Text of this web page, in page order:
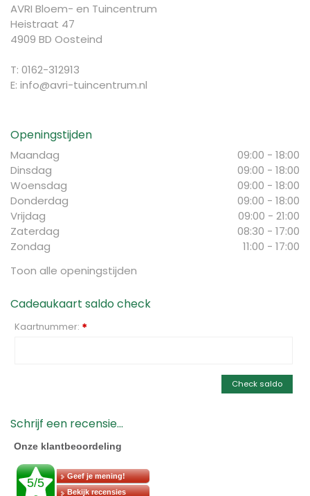
AVRI Bloem- en Tuincentrum
Heistraat 47
4909 BD Oosteind
T: 0162-312913
E: info@avri-tuincentrum.nl
Openingstijden
Maandag
09:00 - 18:00
Dinsdag
09:00 - 18:00
Woensdag
09:00 - 18:00
Donderdag
09:00 - 18:00
Vrijdag
09:00 - 21:00
Zaterdag
08:30 - 17:00
Zondag
11:00 - 17:00
Toon alle openingstijden
Cadeaukaart saldo check
Kaartnummer: *
Check saldo
Schrijf een recensie...